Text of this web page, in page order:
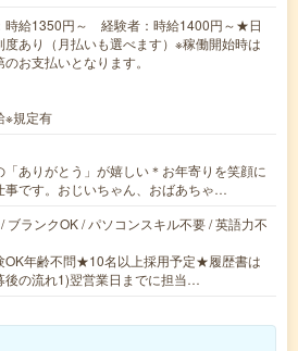
時給1350円～ 経験者：時給1400円～★日
度あり（月払いも選べます）※稼働開始時は
お支払いとなります。
※規定有
「ありがとう」が嬉しい＊お年寄りを笑顔に
事です。おじいちゃん、おばあちゃ…
ブランクOK / パソコンスキル不要 / 英語力不
OK年齢不問★10名以上採用予定★履歴書は
の流れ1)翌営業日までに担当…